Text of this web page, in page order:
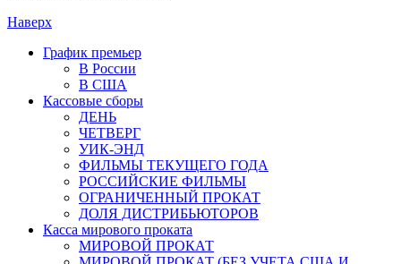
Наверх
График премьер
В России
В США
Кассовые сборы
ДЕНЬ
ЧЕТВЕРГ
УИК-ЭНД
ФИЛЬМЫ ТЕКУЩЕГО ГОДА
РОССИЙСКИЕ ФИЛЬМЫ
ОГРАНИЧЕННЫЙ ПРОКАТ
ДОЛЯ ДИСТРИБЬЮТОРОВ
Касса мирового проката
МИРОВОЙ ПРОКАТ